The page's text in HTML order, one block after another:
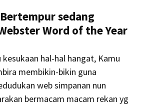
sedang
Word of the Year
kesukaan hal-hal hangat, Kamu
membikin-bikin guna
web simpanan nun
bermacam macam rekan yg